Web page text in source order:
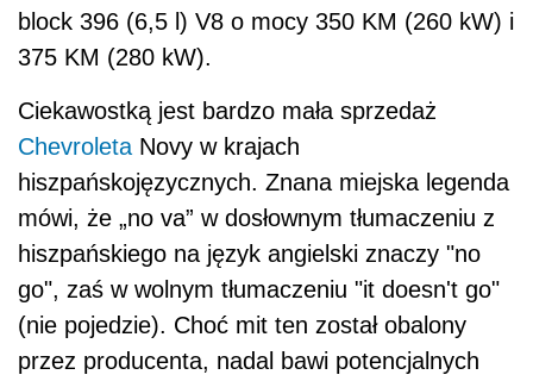
block 396 (6,5 l) V8 o mocy 350 KM (260 kW) i
375 KM (280 kW).
Ciekawostką jest bardzo mała sprzedaż
Chevroleta Novy w krajach
hiszpańskojęzycznych. Znana miejska legenda
mówi, że „no va” w dosłownym tłumaczeniu z
hiszpańskiego na język angielski znaczy "no
go", zaś w wolnym tłumaczeniu "it doesn't go"
(nie pojedzie). Choć mit ten został obalony
przez producenta, nadal bawi potencjalnych